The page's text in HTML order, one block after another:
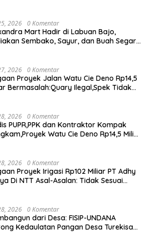
2026 0 Komentar
Mart Hadir di Labuan Bajo,
Sembako, Sayur, dan Buah Segar
2026 0 Komentar
Proyek Jalan Watu Cie Deno Rp14,5
Bermasalah:Quary Ilegal,Spek Tidak
2026 0 Komentar
PUPR,PPK dan Kontraktor Kompak
Watu Cie Deno Rp14,5 Miliar
2026 0 Komentar
Proyek Irigasi Rp102 Miliar PT Adhy
Di NTT Asal-Asalan: Tidak Sesuai
2026 0 Komentar
dari Desa: FISIP-UNDANA
Kedaulatan Pangan Desa Turekisa